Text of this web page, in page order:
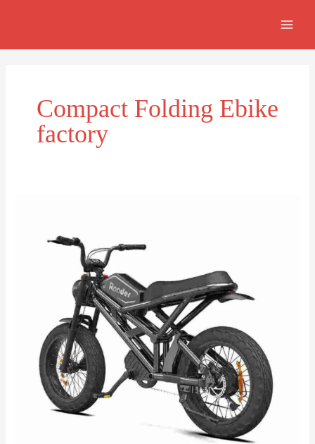
Compact Folding Ebike
factory